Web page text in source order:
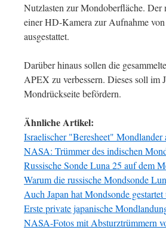
Nutzlasten zur Mondoberfläche. Der
einer HD-Kamera zur Aufnahme
ausgestattet.
Darüber hinaus sollen die
APEX zu verbessern. Dieses soll im
Mondrückseite befördern.
Ähnliche Artikel:
Israelischer "Beresheet" Mondlander
NASA: Trümmer des indischen
Russische Sonde Luna 25 auf dem
Warum die russische Mondsonde
Auch Japan hat Mondsonde
Erste private japanische
NASA-Fotos mit Absturztrümmern